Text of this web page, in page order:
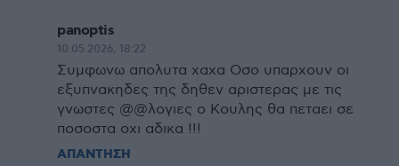
panoptis
10.05.2026, 18:22
Συμφωνω απολυτα χαχα Οσο υπαρχουν οι
εξυπνακηδες της δηθεν αριστερας με τις
γνωστες @@λογιες ο Κουλης θα πεταει σε
ποσοστα οχι αδικα !!!
ΑΠΑΝΤΗΣΗ